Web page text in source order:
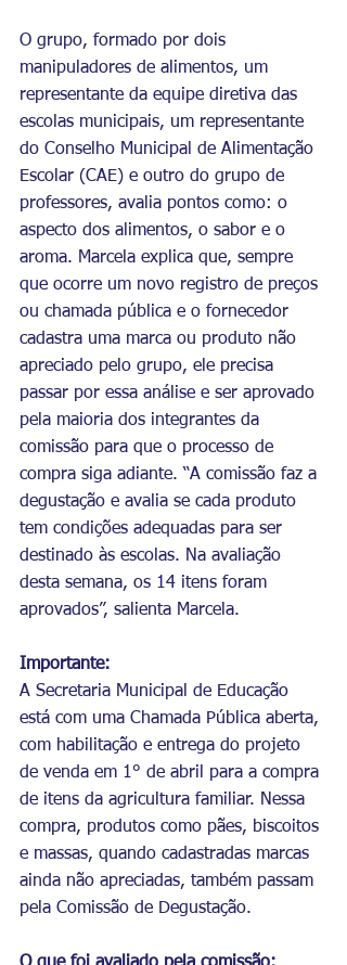
O grupo, formado por dois
manipuladores de alimentos, um
representante da equipe diretiva das
escolas municipais, um representante
do Conselho Municipal de Alimentação
Escolar (CAE) e outro do grupo de
professores, avalia pontos como: o
aspecto dos alimentos, o sabor e o
aroma. Marcela explica que, sempre
que ocorre um novo registro de preços
ou chamada pública e o fornecedor
cadastra uma marca ou produto não
apreciado pelo grupo, ele precisa
passar por essa análise e ser aprovado
pela maioria dos integrantes da
comissão para que o processo de
compra siga adiante. “A comissão faz a
degustação e avalia se cada produto
tem condições adequadas para ser
destinado às escolas. Na avaliação
desta semana, os 14 itens foram
aprovados”, salienta Marcela.
Importante:
A Secretaria Municipal de Educação
está com uma Chamada Pública aberta,
com habilitação e entrega do projeto
de venda em 1° de abril para a compra
de itens da agricultura familiar. Nessa
compra, produtos como pães, biscoitos
e massas, quando cadastradas marcas
ainda não apreciadas, também passam
pela Comissão de Degustação.